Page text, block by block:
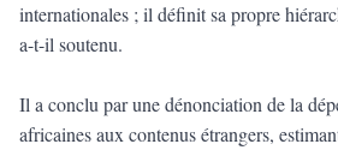
internationales ; il définit sa propre
a-t-il soutenu.
Il a conclu par une dénonciation de la
africaines aux contenus étrangers,